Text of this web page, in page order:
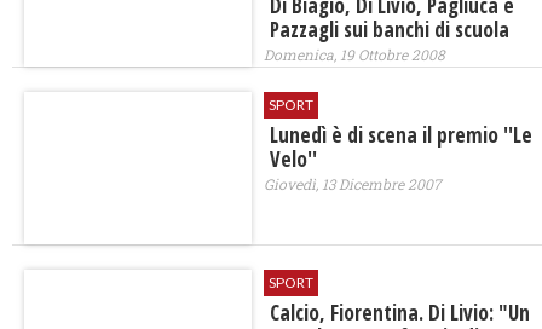
Di Biagio, Di Livio, Pagliuca e
Pazzagli sui banchi di scuola
Domenica, 19 Ottobre 2008
SPORT
Lunedì è di scena il premio ''Le
Velo''
Giovedì, 13 Dicembre 2007
SPORT
Calcio, Fiorentina. Di Livio: "Un